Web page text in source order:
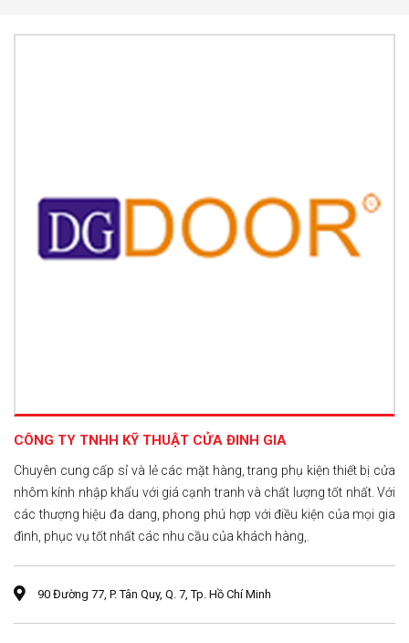
CÔNG TY TNHH KỸ THUẬT CỬA ĐINH GIA
Chuyên cung cấp sỉ và lẻ các mặt hàng, trang phụ kiện thiết bị cửa
nhôm kính nhập khẩu với giá cạnh tranh và chất lượng tốt nhất. Với
các thượng hiệu đa dang, phong phú hợp với điều kiện của mọi gia
đình, phục vụ tốt nhất các nhu cầu của khách hàng,.
90 Đường 77, P. Tân Quy, Q. 7, Tp. Hồ Chí Minh